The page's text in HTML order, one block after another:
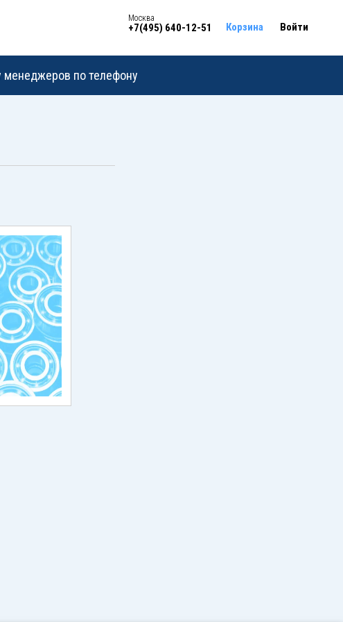
Москва
+7(495) 640-12-51 Корзина Войти
менеджеров по телефону